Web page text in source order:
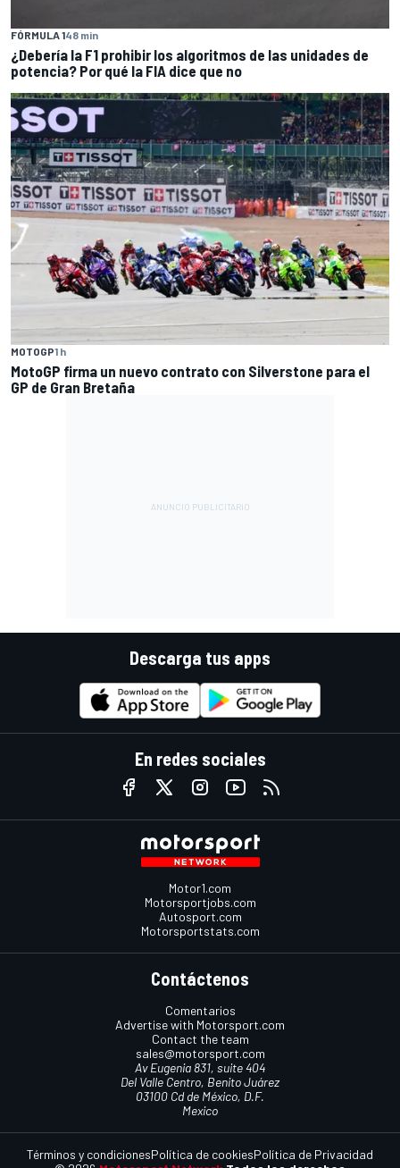
FÓRMULA 148 min
¿Debería la F1 prohibir los algoritmos de las unidades de
potencia? Por qué la FIA dice que no
MOTOGP1 h
MotoGP firma un nuevo contrato con Silverstone para el
GP de Gran Bretaña
Descarga tus apps
En redes sociales
Motor1.com
Motorsportjobs.com
Autosport.com
Motorsportstats.com
Contáctenos
Comentarios
Advertise with Motorsport.com
Contact the team
sales@motorsport.com
Av Eugenia 831, suite 404
Del Valle Centro, Benito Juárez
03100 Cd de México, D.F.
Mexico
Términos y condicionesPolítica de cookiesPolítica de Privacidad